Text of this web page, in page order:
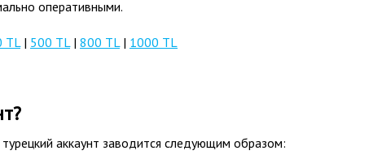
оперативными.
TL| 500 TL| 800 TL| 1000 TL
аккаунт заводится следующим образом: